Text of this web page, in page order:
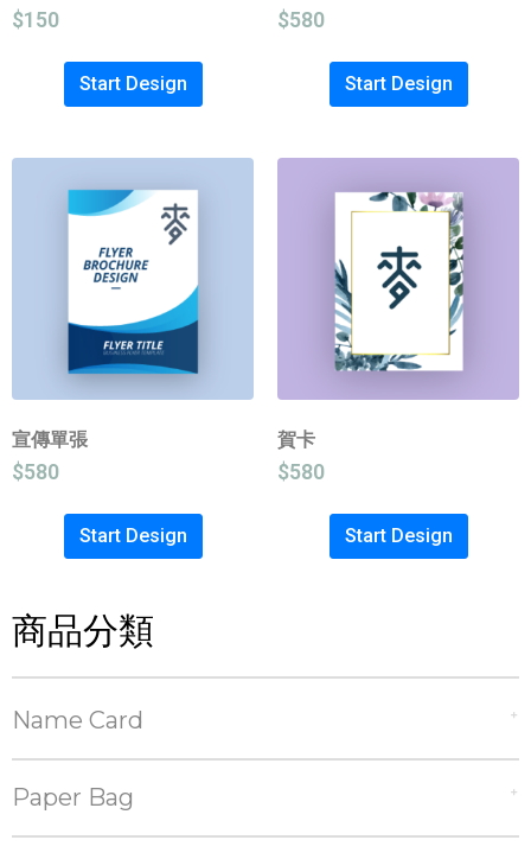
商品分類
Name Card
Paper Bag
$150
Start Design
$580
Start Design
宣傳單張
$580
Start Design
賀卡
$580
Start Design